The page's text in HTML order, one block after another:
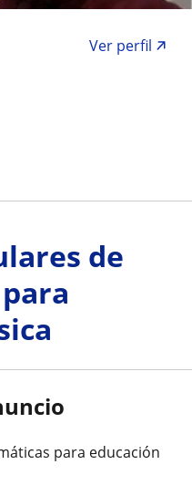
Ver perfil
de
para educación